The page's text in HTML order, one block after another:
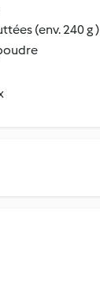
(env. 240 g )